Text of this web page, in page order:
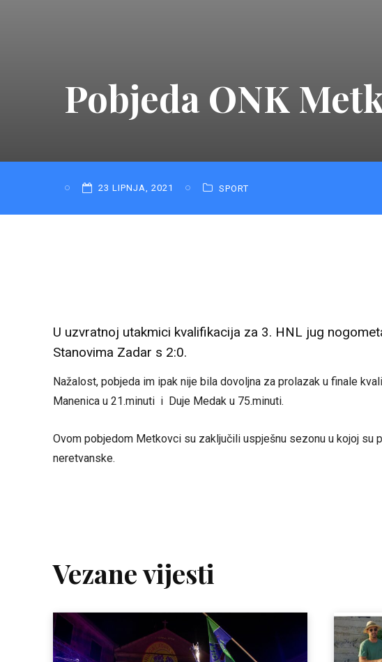
Pobjeda ONK
23 LIPNJA, 2021 SPORT
U uzvratnoj utakmici kvalifikacija za 3. HNL jug
Stanovima Zadar s 2:0.
Nažalost, pobjeda im ipak nije bila dovoljna za prolazak u finale
Manenica u 21.minuti i Duje Medak u 75.minuti.
Ovom pobjedom Metkovci su zaključili uspješnu sezonu u kojoj su
neretvanske.
Vezane vijesti